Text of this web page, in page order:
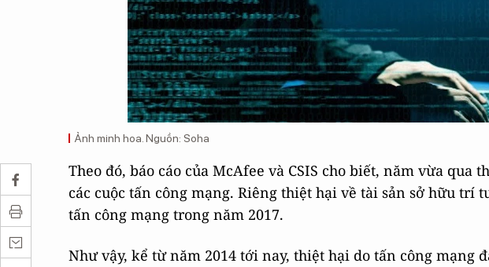
Ảnh minh hoa. Nguồn: Soha
Theo đó, báo cáo của McAfee và CSIS cho biết, năm vừa qua
các cuộc tấn công mạng. Riêng thiệt hại về tài sản sở hữu trí
tấn công mạng trong năm 2017.
Như vậy, kể từ năm 2014 tới nay, thiệt hại do tấn công mạng